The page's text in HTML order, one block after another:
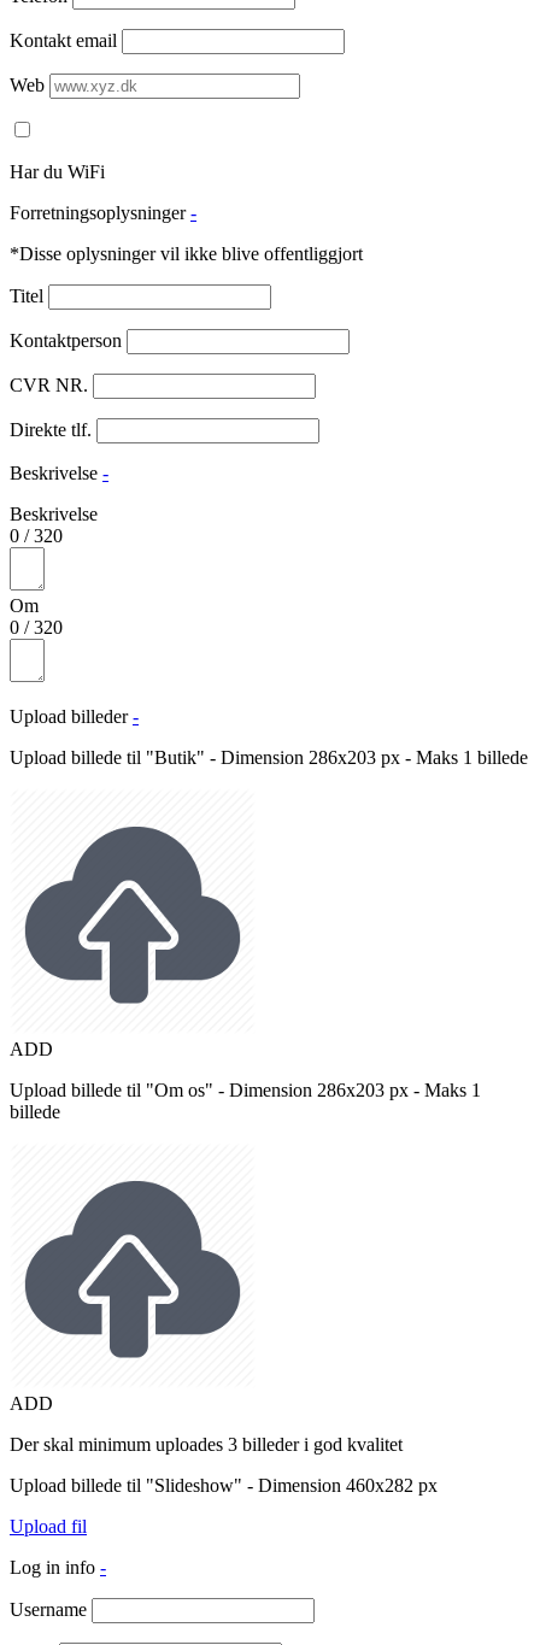
Kontakt email
Web
Har du WiFi
Forretningsoplysninger -
*Disse oplysninger vil ikke blive offentliggjort
Titel
Kontaktperson
CVR NR.
Direkte tlf.
Beskrivelse -
Beskrivelse
0 /320
Om
0 /320
Upload billeder -
Upload billede til "Butik" - Dimension 286x203 px - Maks 1 billede
ADD
Upload billede til "Om os" - Dimension 286x203 px - Maks 1
billede
ADD
Der skal minimum uploades 3 billeder i god kvalitet
Upload billede til "Slideshow" - Dimension 460x282 px
Upload fil
Log in info -
Username